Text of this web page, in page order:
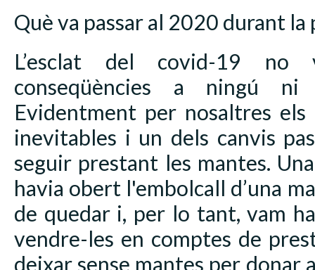
Què va passar al 2020 durant la
L’esclat del covid-19 no
conseqüències a ningú
Evidentment per nosaltres
inevitables i un dels canvis
seguir prestant les mantes.
havia obert l'embolcall d’una
de quedar i, per lo tant, vam
vendre-les en comptes de
deixar sense mantes per donar